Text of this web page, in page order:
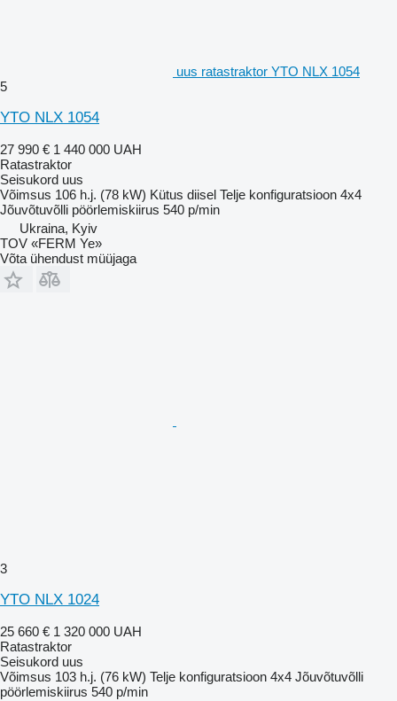
uus ratastraktor YTO NLX 1054
5
YTO NLX 1054
27 990 € 1 440 000 UAH
Ratastraktor
Seisukord uus
Võimsus 106 h.j. (78 kW) Kütus diisel Telje konfiguratsioon 4x4
Jõuvõtuvõlli pöörlemiskiirus 540 p/min
Ukraina, Kyiv
TOV «FERM Ye»
Võta ühendust müüjaga
3
YTO NLX 1024
25 660 € 1 320 000 UAH
Ratastraktor
Seisukord uus
Võimsus 103 h.j. (76 kW) Telje konfiguratsioon 4x4 Jõuvõtuvõlli
pöörlemiskiirus 540 p/min